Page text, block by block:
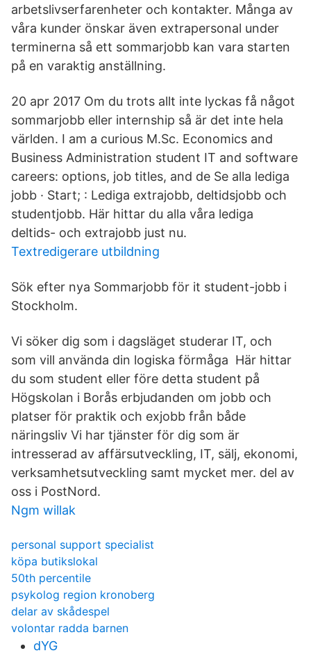
arbetslivserfarenheter och kontakter. Många av
våra kunder önskar även extrapersonal under
terminerna så ett sommarjobb kan vara starten
på en varaktig anställning.
20 apr 2017 Om du trots allt inte lyckas få något
sommarjobb eller internship så är det inte hela
världen. I am a curious M.Sc. Economics and
Business Administration student IT and software
careers: options, job titles, and de Se alla lediga
jobb · Start; : Lediga extrajobb, deltidsjobb och
studentjobb. Här hittar du alla våra lediga
deltids- och extrajobb just nu.
Textredigerare utbildning
Sök efter nya Sommarjobb för it student-jobb i
Stockholm.
Vi söker dig som i dagsläget studerar IT, och
som vill använda din logiska förmåga Här hittar
du som student eller före detta student på
Högskolan i Borås erbjudanden om jobb och
platser för praktik och exjobb från både
näringsliv Vi har tjänster för dig som är
intresserad av affärsutveckling, IT, sälj, ekonomi,
verksamhetsutveckling samt mycket mer. del av
oss i PostNord.
Ngm willak
personal support specialist
köpa butikslokal
50th percentile
psykolog region kronoberg
delar av skådespel
volontar radda barnen
dYG